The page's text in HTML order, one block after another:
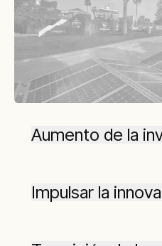
Aumento de la
Impulsar la
innovando, aplicando el